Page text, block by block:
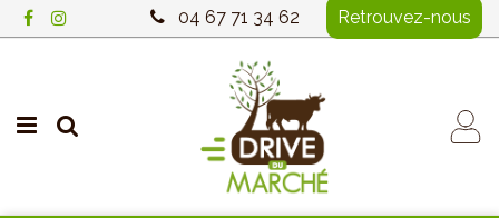
04 67 71 34 62 Retrouvez-nous